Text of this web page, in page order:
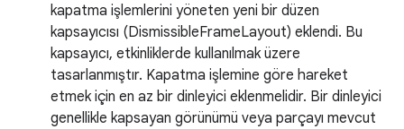
kapatma işlemlerini yöneten yeni bir düzen
kapsayıcısı (DismissibleFrameLayout) eklendi. Bu
kapsayıcı, etkinliklerde kullanılmak üzere
tasarlanmıştır. Kapatma işlemine göre hareket
etmek için en az bir dinleyici eklenmelidir. Bir dinleyici
genellikle kapsayan görünümü veya parçayı mevcut